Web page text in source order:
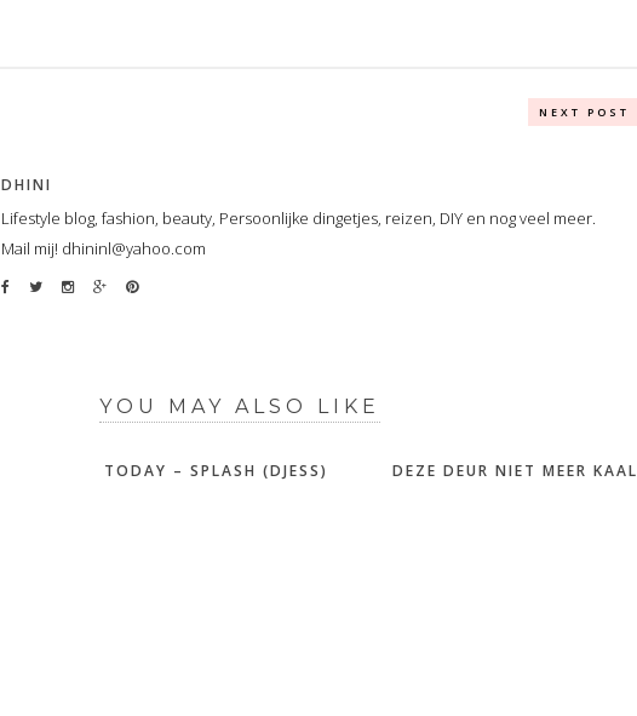
NEXT POST
DHINI
Lifestyle blog, fashion, beauty, Persoonlijke dingetjes, reizen, DIY en nog veel meer.
Mail mij! dhininl@yahoo.com
YOU MAY ALSO LIKE
TODAY – SPLASH (DJESS) DEZE DEUR NIET MEER KAAL